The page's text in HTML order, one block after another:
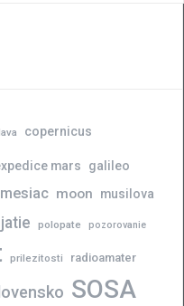
copernicus
mars
galileo
mesiac moon musilova
polopate pozorovanie
prilezitosti radioamater
SOSA